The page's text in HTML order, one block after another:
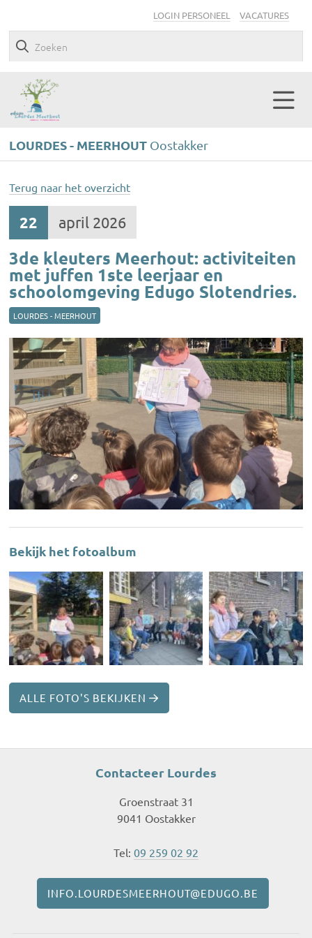
LOGIN PERSONEEL VACATURES
LOURDES - MEERHOUT Oostakker
Terug naar het overzicht
22 april 2026
3de kleuters Meerhout: activiteiten
met juffen 1ste leerjaar en
schoolomgeving Edugo Slotendries.
LOURDES - MEERHOUT
Bekijk het fotoalbum
ALLE FOTO'S BEKIJKEN
Contacteer Lourdes
Groenstraat 31
9041 Oostakker
Tel: 09 259 02 92
INFO.LOURDESMEERHOUT@EDUGO.BE